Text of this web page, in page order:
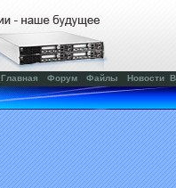
Главная Форум Файлы Новости